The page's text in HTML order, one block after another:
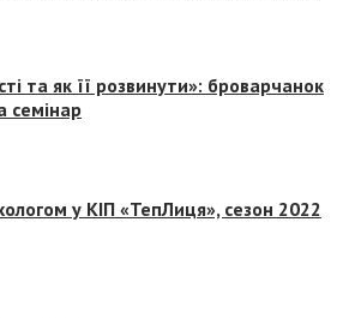
та як її розвинути»: броварчанок
семінар
у КІП «ТепЛиця», сезон 2022